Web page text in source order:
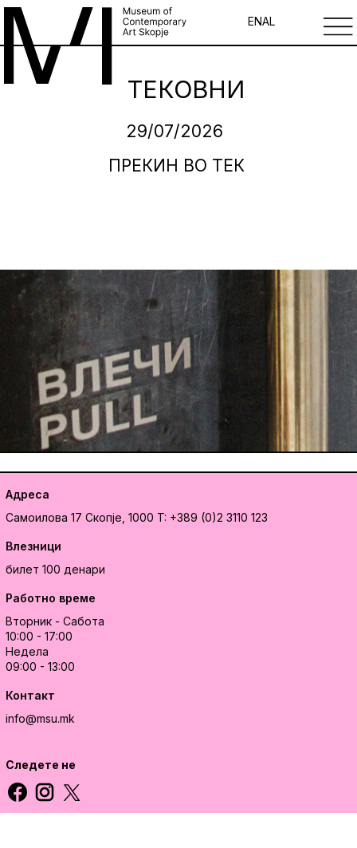
ENAL
ТЕКОВНИ
29/07/2026
ПРЕКИН ВО ТЕК
Адреса
Самоилова 17 Скопје, 1000 T: +389 (0)2 3110 123
Влезници
билет 100 денари
Работно време
Вторник - Сабота
10:00 - 17:00
Недела
09:00 - 13:00
Контакт
info@msu.mk
Следете не